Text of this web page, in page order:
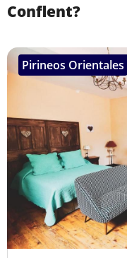
Conflent?
Pirineos Orientales